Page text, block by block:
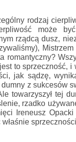
rodzaj
może
rządcą dusz,
romantyczny?
to sprzeczność,
jak sądzę,
dumny z sukcesów
towarzyszył tej
rzadko
Ireneusz
właśnie